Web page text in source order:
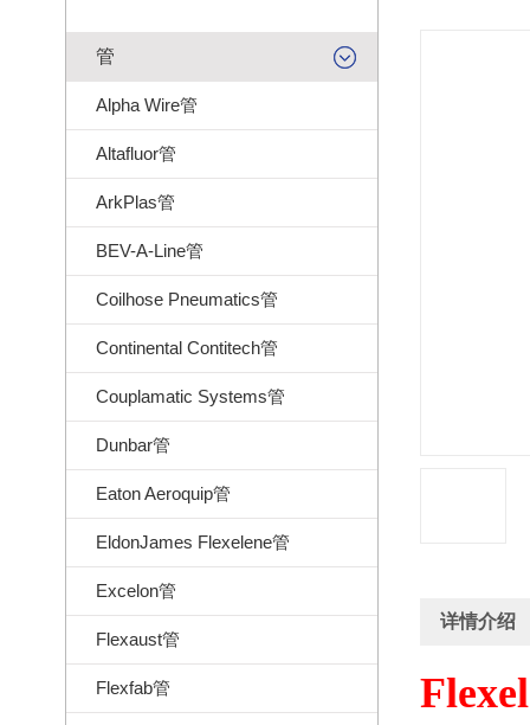
管
Alpha Wire管
Altafluor管
ArkPlas管
BEV-A-Line管
Coilhose Pneumatics管
Continental Contitech管
Couplamatic Systems管
Dunbar管
Eaton Aeroquip管
EldonJames Flexelene管
Excelon管
Flexaust管
Flexfab管
详情介绍